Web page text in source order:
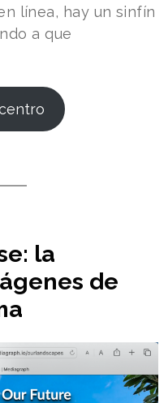
línea, hay un sinfín
a que
la
de